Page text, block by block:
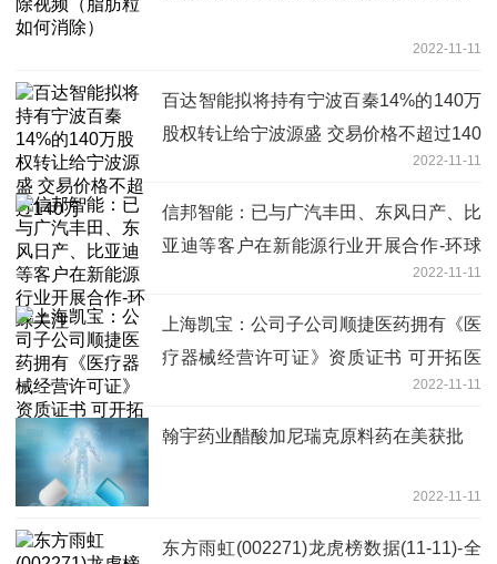
2022-11-11
百达智能拟将持有宁波百秦14%的140万
股权转让给宁波源盛 交易价格不超过140
2022-11-11
信邦智能：已与广汽丰田、东风日产、比
亚迪等客户在新能源行业开展合作-环球
2022-11-11
上海凯宝：公司子公司顺捷医药拥有《医
疗器械经营许可证》资质证书 可开拓医
疗器械相关领域的业务-焦点观察2022-11-11
翰宇药业醋酸加尼瑞克原料药在美获批
2022-11-11
东方雨虹(002271)龙虎榜数据(11-11)-全